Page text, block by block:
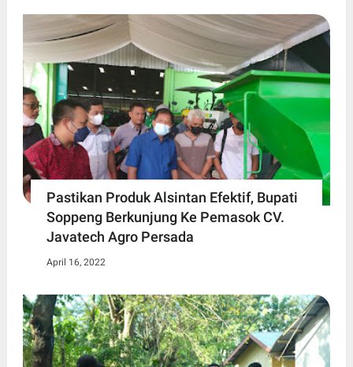
Pastikan Produk Alsintan Efektif, Bupati
Soppeng Berkunjung Ke Pemasok CV.
Javatech Agro Persada
April 16, 2022